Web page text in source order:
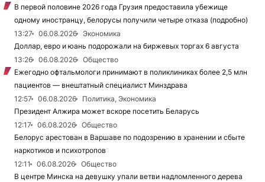
В первой половине 2026 года Грузия предоставила убежище
одному иностранцу, белорусы получили четыре отказа (подробно)
13:27
06.08.2026
Экономика
Доллар, евро и юань подорожали на биржевых торгах 6 августа
13:26
06.08.2026
Общество
Ежегодно офтальмологи принимают в поликлиниках более 2,5 млн
пациентов — внештатный специалист Минздрава
12:57
06.08.2026
Политика, Экономика
Президент Алжира может вскоре посетить Беларусь
12:17
06.08.2026
Общество
Белорус арестован в Варшаве по подозрению в хранении и сбыте
наркотиков и психотропов
12:11
06.08.2026
Общество
В центре Минска на девушку упали ветви надломленного дерева